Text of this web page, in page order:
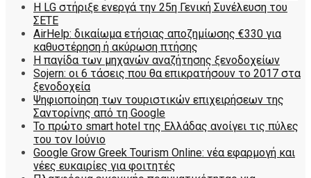
Η LG στήριξε ενεργά την 25η Γενική Συνέλευση του
ΣΕΤΕ
AirHelp: δικαίωμα ετήσιας αποζημίωσης €330 για
καθυστέρηση ή ακύρωση πτήσης
Η παγίδα των μηχανών αναζήτησης ξενοδοχείων
Sojern: οι 6 τάσεις που θα επικρατήσουν το 2017 στα
ξενοδοχεία
Ψηφιοποίηση των τουριστικών επιχειρήσεων της
Σαντορίνης από τη Google
Το πρώτο smart hotel της Ελλάδας ανοίγει τις πύλες
του τον Ιούνιο
Google Grow Greek Tourism Online: νέα εφαρμογή και
νέες ευκαιρίες για φοιτητές